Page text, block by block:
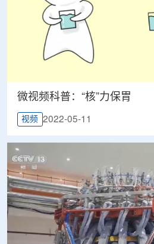
微视频科普：“核”力保胃
视频 2022-05-11